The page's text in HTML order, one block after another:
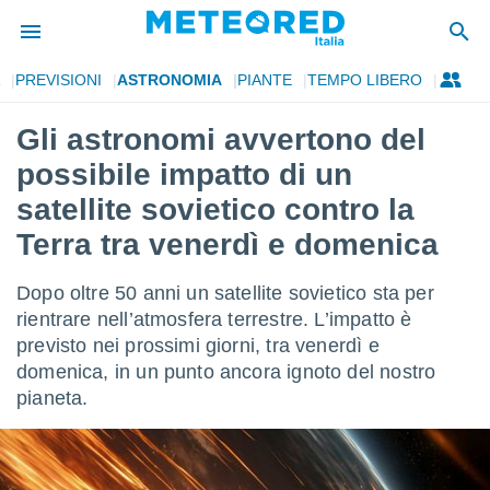
di
per
di
Web
PREVISIONI ASTRONOMIA PIANTE TEMPO LIBERO
Gli astronomi avvertono del
possibile impatto di un
satellite sovietico contro la
Terra tra venerdì e domenica
Dopo oltre 50 anni un satellite sovietico sta per
rientrare nell’atmosfera terrestre. L’impatto è
previsto nei prossimi giorni, tra venerdì e
domenica, in un punto ancora ignoto del nostro
pianeta.